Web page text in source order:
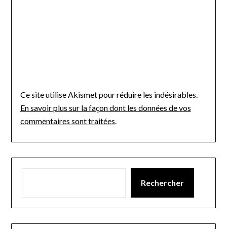
Ce site utilise Akismet pour réduire les indésirables.
En savoir plus sur la façon dont les données de vos
commentaires sont traitées.
Rechercher